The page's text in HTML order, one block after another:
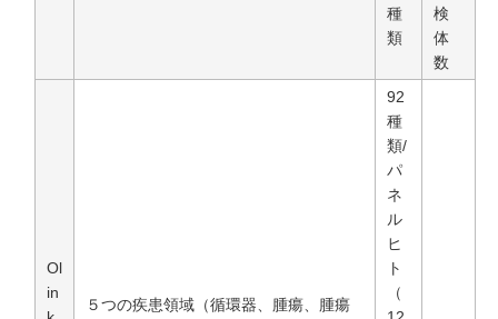
種
類
検
体
数
Ol
in
５つの疾患領域（循環器、腫瘍、腫瘍
92
種
類/
パ
ネ
ル
ヒ
ト
（